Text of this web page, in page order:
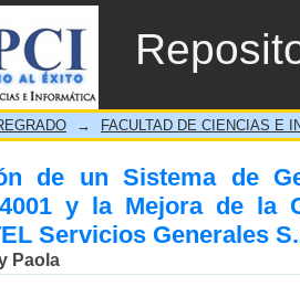
de un Sistema de
en la Empresa
→ FACULTAD DE CIENCIAS E
de un Sistema de
y la Mejora de la
Servicios Generales
Paola